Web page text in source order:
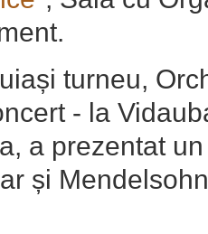
turneu,
- la
a prezentat
și